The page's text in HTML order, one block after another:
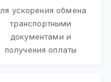
ускорения обмена
транспортными
документами и
получения оплаты